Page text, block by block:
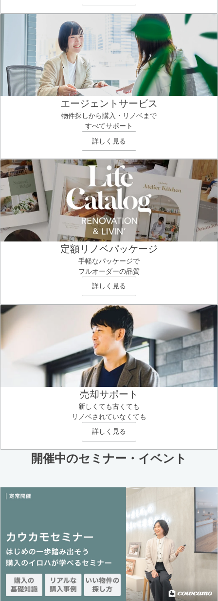
エージェントサービス
物件探しから購入・リノベまで
すべてサポート
詳しく見る
定額リノベパッケージ
手軽なパッケージで
フルオーダーの品質
詳しく見る
売却サポート
新しくても古くても
リノベされていなくても
詳しく見る
開催中のセミナー・イベント